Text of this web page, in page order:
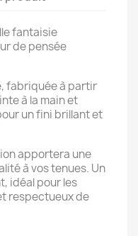
fantaisie
de pensée
fabriquée à partir
à la main et
un fini brillant et
apportera une
à vos tenues. Un
idéal pour les
respectueux de